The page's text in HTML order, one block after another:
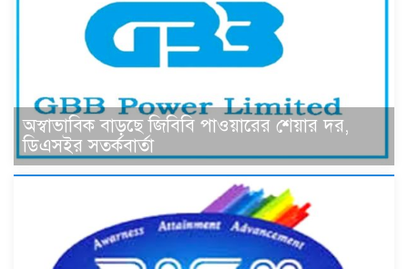
অস্বাভাবিক বাড়ছে জিবিবি পাওয়ারের শেয়ার দর,
ডিএসইর সতর্কবার্তা